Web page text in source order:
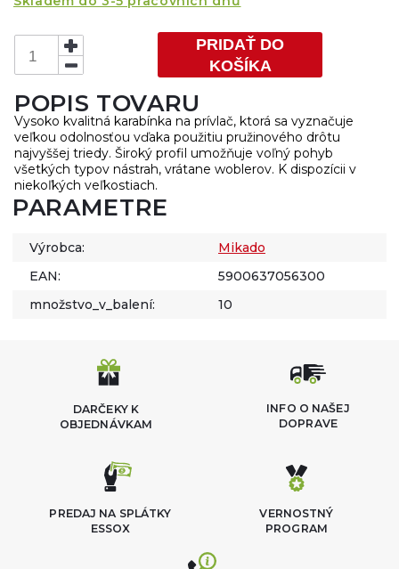
PRIDAŤ DO
KOŠÍKA
POPIS TOVARU
Vysoko kvalitná karabínka na prívlač, ktorá sa vyznačuje
veľkou odolnosťou vďaka použitiu pružinového drôtu
najvyššej triedy. Široký profil umožňuje voľný pohyb
všetkých typov nástrah, vrátane woblerov. K dispozícii v
niekoľkých veľkostiach.
PARAMETRE
Výrobca:
Mikado
EAN:
5900637056300
množstvo_v_balení:
10
DARČEKY K
OBJEDNÁVKAM
INFO O NAŠEJ
DOPRAVE
VERNOSTNÝ
PROGRAM
PREDAJ NA SPLÁTKY
ESSOX